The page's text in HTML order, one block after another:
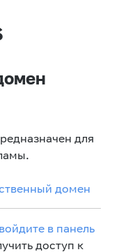
для
домен
войдите в панель
доступ к